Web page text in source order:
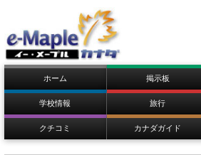
ホーム 掲示板
学校情報 旅行
クチコミ カナダガイド